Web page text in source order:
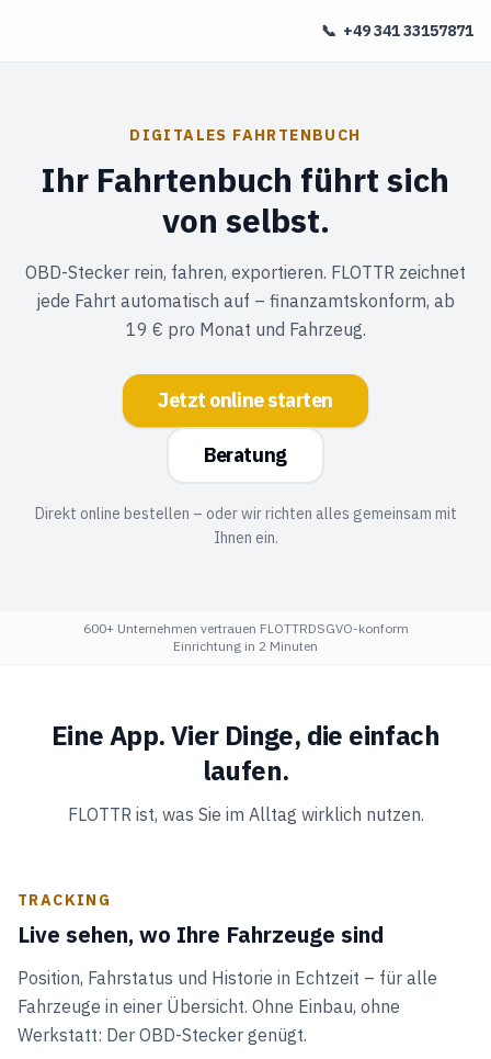
📞 +49 341 33157871
DIGITALES FAHRTENBUCH
Ihr Fahrtenbuch führt sich
von selbst.
OBD-Stecker rein, fahren, exportieren. FLOTTR zeichnet
jede Fahrt automatisch auf – finanzamtskonform, ab
19 € pro Monat und Fahrzeug.
Jetzt online starten
Beratung
Direkt online bestellen – oder wir richten alles gemeinsam mit
Ihnen ein.
600+ Unternehmen vertrauen FLOTTRDSGVO-konform
Einrichtung in 2 Minuten
Eine App. Vier Dinge, die einfach
laufen.
FLOTTR ist, was Sie im Alltag wirklich nutzen.
TRACKING
Live sehen, wo Ihre Fahrzeuge sind
Position, Fahrstatus und Historie in Echtzeit – für alle
Fahrzeuge in einer Übersicht. Ohne Einbau, ohne
Werkstatt: Der OBD-Stecker genügt.